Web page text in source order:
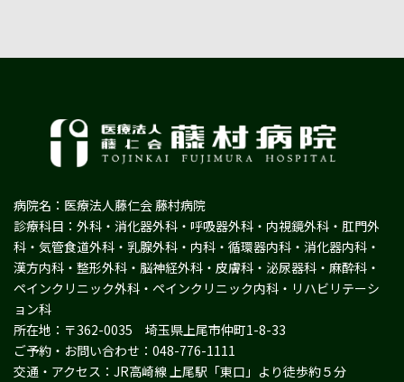
病院名：医療法人藤仁会 藤村病院
診療科目：外科・消化器外科・呼吸器外科・内視鏡外科・肛門外
科・気管食道外科・乳腺外科・内科・循環器内科・消化器内科・
漢方内科・整形外科・脳神経外科・皮膚科・泌尿器科・麻酔科・
ペインクリニック外科・ペインクリニック内科・リハビリテーシ
ョン科
所在地：〒362-0035 埼玉県上尾市仲町1-8-33
ご予約・お問い合わせ：048-776-1111
交通・アクセス：JR高崎線 上尾駅「東口」より徒歩約５分